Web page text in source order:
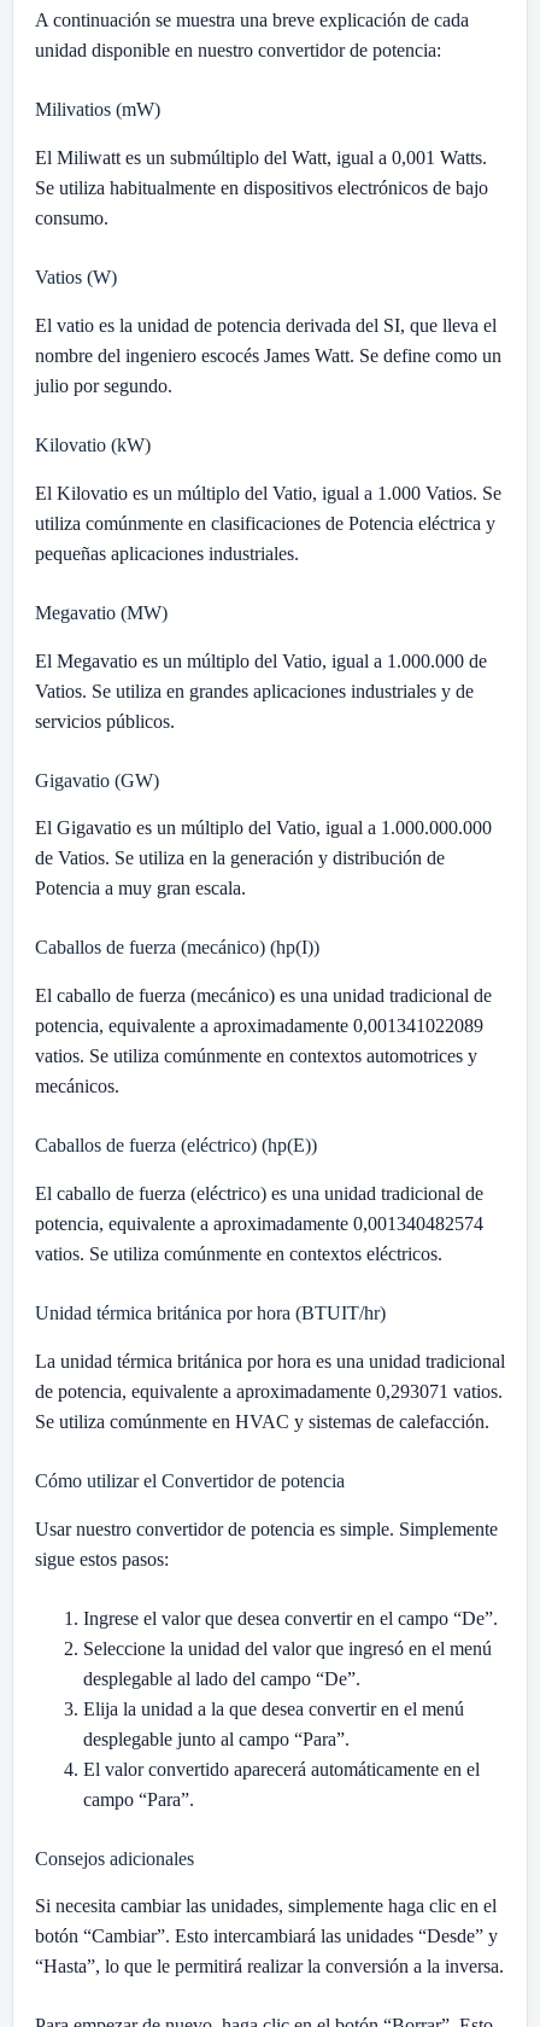
A continuación se muestra una breve explicación de cada
unidad disponible en nuestro convertidor de potencia:
Milivatios (mW)
El Miliwatt es un submúltiplo del Watt, igual a 0,001 Watts.
Se utiliza habitualmente en dispositivos electrónicos de bajo
consumo.
Vatios (W)
El vatio es la unidad de potencia derivada del SI, que lleva el
nombre del ingeniero escocés James Watt. Se define como un
julio por segundo.
Kilovatio (kW)
El Kilovatio es un múltiplo del Vatio, igual a 1.000 Vatios. Se
utiliza comúnmente en clasificaciones de Potencia eléctrica y
pequeñas aplicaciones industriales.
Megavatio (MW)
El Megavatio es un múltiplo del Vatio, igual a 1.000.000 de
Vatios. Se utiliza en grandes aplicaciones industriales y de
servicios públicos.
Gigavatio (GW)
El Gigavatio es un múltiplo del Vatio, igual a 1.000.000.000
de Vatios. Se utiliza en la generación y distribución de
Potencia a muy gran escala.
Caballos de fuerza (mecánico) (hp(I))
El caballo de fuerza (mecánico) es una unidad tradicional de
potencia, equivalente a aproximadamente 0,001341022089
vatios. Se utiliza comúnmente en contextos automotrices y
mecánicos.
Caballos de fuerza (eléctrico) (hp(E))
El caballo de fuerza (eléctrico) es una unidad tradicional de
potencia, equivalente a aproximadamente 0,001340482574
vatios. Se utiliza comúnmente en contextos eléctricos.
Unidad térmica británica por hora (BTUIT/hr)
La unidad térmica británica por hora es una unidad tradicional
de potencia, equivalente a aproximadamente 0,293071 vatios.
Se utiliza comúnmente en HVAC y sistemas de calefacción.
Cómo utilizar el Convertidor de potencia
Usar nuestro convertidor de potencia es simple. Simplemente
sigue estos pasos:
Ingrese el valor que desea convertir en el campo “De”.
Seleccione la unidad del valor que ingresó en el menú
desplegable al lado del campo “De”.
Elija la unidad a la que desea convertir en el menú
desplegable junto al campo “Para”.
El valor convertido aparecerá automáticamente en el
campo “Para”.
Consejos adicionales
Si necesita cambiar las unidades, simplemente haga clic en el
botón “Cambiar”. Esto intercambiará las unidades “Desde” y
“Hasta”, lo que le permitirá realizar la conversión a la inversa.